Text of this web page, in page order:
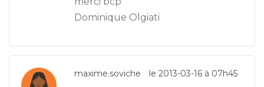
Dominique Olgiati
maxime.soviche le 2013-03-16 à 07h45